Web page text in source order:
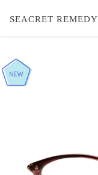
SEACRET REMEDY